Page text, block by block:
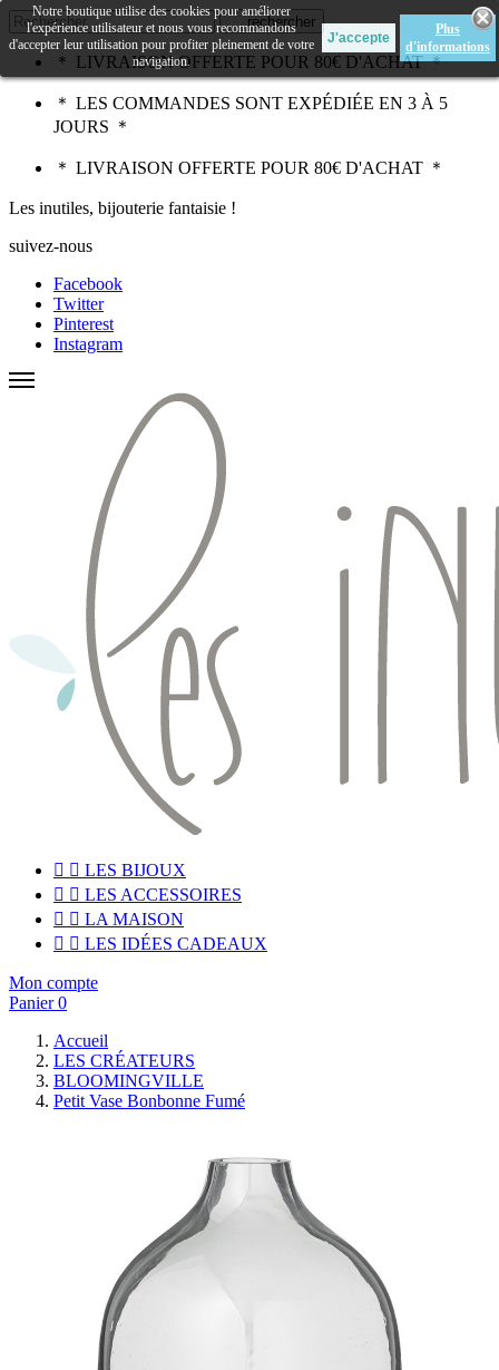
rechercher
＊ LIVRAISON OFFERTE POUR 80€ D'ACHAT ＊
＊ LES COMMANDES SONT EXPÉDIÉE EN 3 À 5
JOURS ＊
＊ LIVRAISON OFFERTE POUR 80€ D'ACHAT ＊
Les inutiles, bijouterie fantaisie !
suivez-nous
Facebook
Twitter
Pinterest
Instagram
  LES BIJOUX
  LES ACCESSOIRES
  LA MAISON
  LES IDÉES CADEAUX
Mon compte
Panier 0
Notre boutique utilise des cookies pour améliorer
l'expérience utilisateur et nous vous recommandons
d'accepter leur utilisation pour profiter pleinement de votre
navigation.
Plus
d'informations
Accueil
LES CRÉATEURS
BLOOMINGVILLE
Petit Vase Bonbonne Fumé